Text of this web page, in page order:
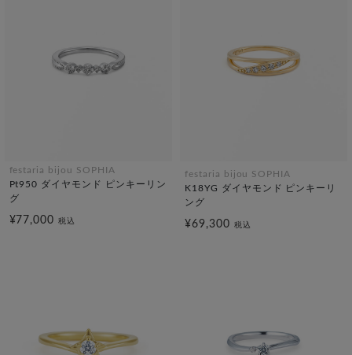
festaria bijou SOPHIA
Pt950 ダイヤモンド ピンキーリン
グ
¥77,000税込
festaria bijou SOPHIA
K18YG ダイヤモンド ピンキーリ
ング
¥69,300 税込